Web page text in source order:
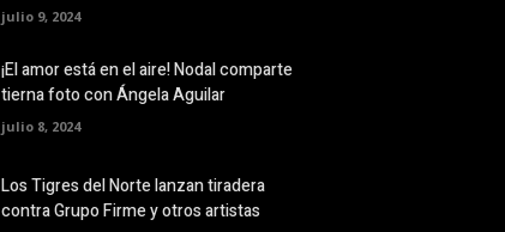
julio 9, 2024
¡El amor está en el aire! Nodal comparte
tierna foto con Ángela Aguilar
julio 8, 2024
Los Tigres del Norte lanzan tiradera
contra Grupo Firme y otros artistas